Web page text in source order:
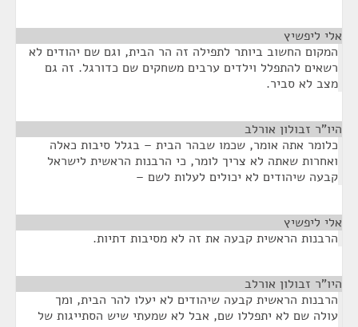
אלי ליפשיץ
המקום החשוב ביותר לתפילה זה הר הבית, וגם שם יהודים לא
רשאים להתפלל וילדים ערבים משחקים שם כדורגל. זה גם
מצב לא סביר.
היו"ר זבולון אורלב
כלומר אתה אומר, שכמו שבהר הבית – בגלל סיבות כאלה
ואחרות שאתה לא צריך לומר, כי הרבנות הראשית לישראל
קבעה שיהודים לא יכולים לעלות לשם –
אלי ליפשיץ
הרבנות הראשית קבעה את זה לא מסיבות דתיות.
היו"ר זבולון אורלב
הרבנות הראשית קבעה שיהודים לא יעלו להר הבית, ומך
עולה שם לא יתפללו שם, אבל לא שמעתי שיש הסתייגות של